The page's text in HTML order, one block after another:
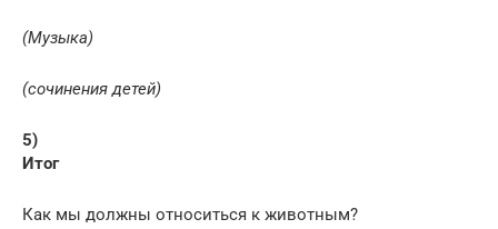
(Музыка)
(сочинения детей)
5)
Итог
Как мы должны относиться к животным?